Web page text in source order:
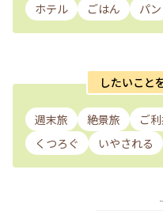
ホテル
ごはん パン
したいこと
週末旅 絶景旅 ご
くつろぐ
いやされる